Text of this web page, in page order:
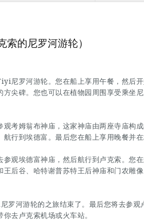
索的尼罗河游轮）
尼罗河游轮。您在船上享用午餐，然后
尖碑。您也可以在植物园周围享受乘坐
考姆翁布神庙，这家神庙由两座寺庙构
行到埃德富。最后您在船上享用晚餐并在
观埃德富神庙，然后航行到卢克索。您
后谷、哈特谢普苏特王后神庙和门农雕
罗河游轮的之旅结束了。最后您将去参观
去卢克索机场或火车站。